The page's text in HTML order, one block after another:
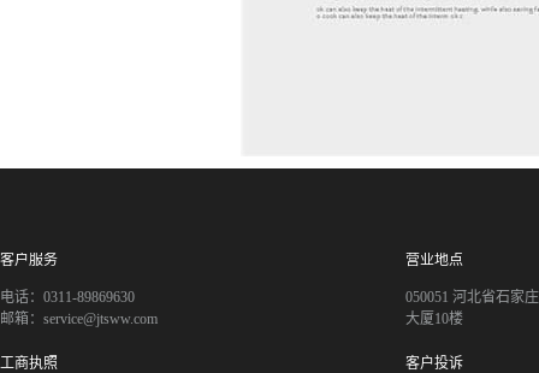
客户服务
电话：0311-89869630
邮箱：service@jtsww.com
营业地点
050051 河北省石家
大厦10楼
工商执照 客户投诉